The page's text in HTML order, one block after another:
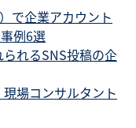
で企業アカウント
例6選
れるSNS投稿の企
場コンサルタント